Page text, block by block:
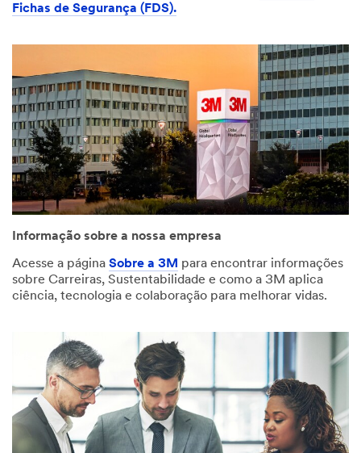
Fichas de Segurança (FDS).
Informação sobre a nossa empresa
Acesse a página Sobre a 3M para encontrar informações
sobre Carreiras, Sustentabilidade e como a 3M aplica
ciência, tecnologia e colaboração para melhorar vidas.